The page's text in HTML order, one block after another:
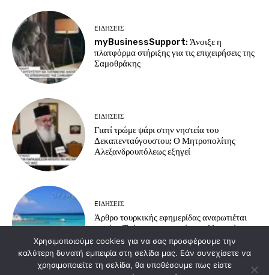
EΙΔΗΣΕΙΣ
myBusinessSupport: Άνοιξε η
πλατφόρμα στήριξης για τις επιχειρήσεις της
Σαμοθράκης
EΙΔΗΣΕΙΣ
Γιατί τρώμε ψάρι στην νηστεία του
Δεκαπενταύγουστου; Ο Μητροπολίτης
Αλεξανδρουπόλεως εξηγεί
EΙΔΗΣΕΙΣ
Άρθρο τουρκικής εφημερίδας αναρωτιέται
γιατί οι Τούρκοι προτιμούν τα ελληνικά
νησιά για διακοπές
Χρησιμοποιούμε cookies για να σας προσφέρουμε την
καλύτερη δυνατή εμπειρία στη σελίδα μας. Εάν συνεχίσετε να
χρησιμοποιείτε τη σελίδα, θα υποθέσουμε πως είστε